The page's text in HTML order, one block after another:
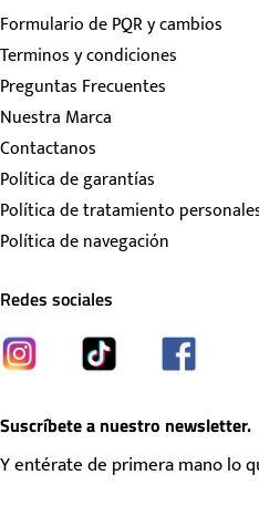
Formulario de PQR y cambios
Terminos y condiciones
Preguntas Frecuentes
Nuestra Marca
Contactanos
Política de garantías
Política de tratamiento
Política de navegación
Redes sociales
Suscríbete a nuestro newsletter.
Y entérate de primera mano lo